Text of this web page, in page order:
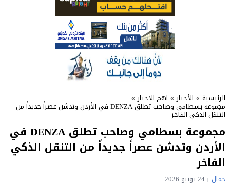
الرئيسية » الأخبار » اهم الاخبار »
مجموعة بسطامي وصاحب تطلق DENZA في الأردن وتدشن عصراً جديداً من
التنقل الذكي الفاخر
مجموعة بسطامي وصاحب تطلق DENZA في
الأردن وتدشن عصراً جديداً من التنقل الذكي
الفاخر
جمال 24 يونيو 2026